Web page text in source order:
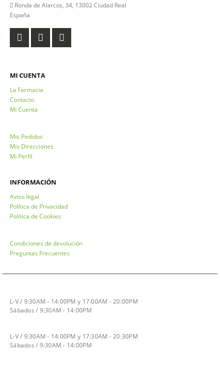
Ronda de Alarcos, 34, 13002 Ciudad Real
España
MI CUENTA
La Farmacia
Contacto
Mi Cuenta
Mis Pedidos
Mis Direcciones
Mi Perfil
INFORMACIÓN
Aviso legal
Política de Privacidad
Política de Cookies
Condiciones de devolución
Preguntas Frecuentes
L-V / 9:30AM - 14:00PM y 17:00AM - 20:00PM
Sábados / 9:30AM - 14:00PM
L-V / 9:30AM - 14:00PM y 17:30AM - 20:30PM
Sábados / 9:30AM - 14:00PM